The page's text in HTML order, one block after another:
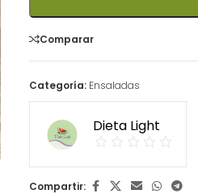
Comparar
Categoría: Ensaladas
Dieta Light
Compartir: